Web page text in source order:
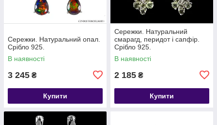
Сережки. Натуральний опал.
Срібло 925.
В наявності
3 245 ₴
Купити
Сережки. Натуральний
смарагд, перидот і сапфір.
Срібло 925.
В наявності
2 185 ₴
Купити